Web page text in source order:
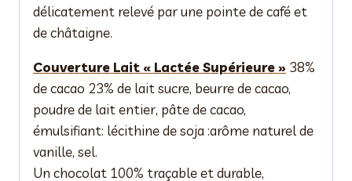
délicatement relevé par une pointe de café et
de châtaigne.
Couverture Lait « Lactée Supérieure » 38%
de cacao 23% de lait sucre, beurre de cacao,
poudre de lait entier, pâte de cacao,
émulsifiant: lécithine de soja :arôme naturel de
vanille, sel.
Un chocolat 100% traçable et durable,